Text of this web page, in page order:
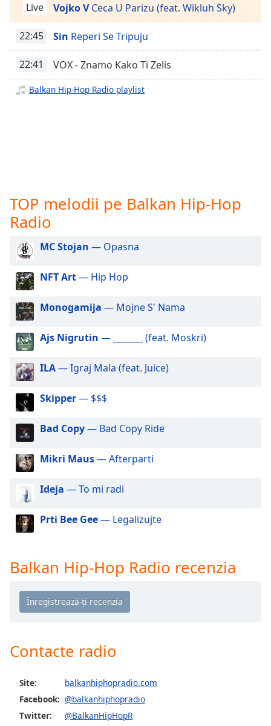
Chapters
Chapters
Descriptions
descriptions
off,
subtitles
settings
dialog
off
selected
Audio
Picture-
Picture
Fullscreen
This
modal
Beginning
dialog
window.
Escape
cancel
the
Opacity
Background
Color
Live Vojko VCeca U Parizu (feat. Wikluh Sky)
22:45 Sin Reperi Se Tripuju
22:41 VOX - Znamo Kako Ti Zelis
Balkan Hip-Hop Radio playlist
TOP melodii pe Balkan Hip-Hop
Radio
MC Stojan — Opasna
NFT Art— Hip Hop
Monogamija — Mojne S' Nama
Ajs Nigrutin — _______ (feat. Moskri)
ILA— Igraj Mala (feat. Juice)
Skipper— $$$
Bad Copy— Bad Copy Ride
Mikri Maus— Afterparti
Ideja — To mi radi
Prti Bee Gee— Legalizujte
Balkan Hip-Hop Radio recenzia
Contacte radio
Site:
balkanhiphopradio.com
Facebook: @balkanhiphopradio
Twitter:
@BalkanHipHopR